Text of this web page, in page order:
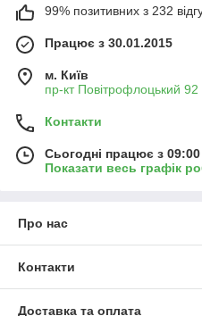
99% позитивних з 232
Працює з 30.01.2015
м. Київ
пр-кт Повітрофлоцький 92
Контакти
Сьогодні працює з
Показати весь графік
Про нас
Контакти
Доставка та оплата